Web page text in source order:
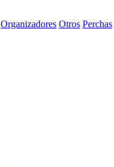
Organizadores Otros Perchas